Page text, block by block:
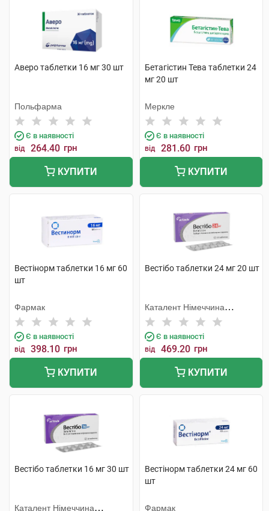
Аверо таблетки 16 мг 30 шт
Польфарма
Є в наявності
від 264.40 грн
КУПИТИ
Бетагістин Тева таблетки 24
мг 20 шт
Меркле
Є в наявності
від 281.60 грн
КУПИТИ
Вестінорм таблетки 16 мг 60
шт
Фармак
Є в наявності
від 398.10 грн
КУПИТИ
Вестібо таблетки 24 мг 20 шт
Каталент Німеччина
Шорндорф ГмбХ
Є в наявності
від 469.20 грн
КУПИТИ
Вестібо таблетки 16 мг 30 шт
Каталент Німеччина
Вестінорм таблетки 24 мг 60
шт
Фармак